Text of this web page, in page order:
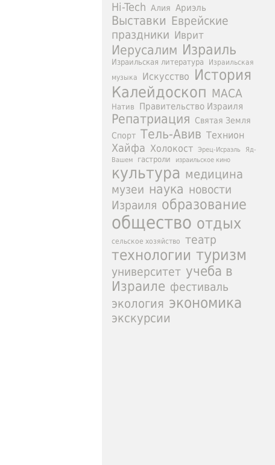
Hi-Tech Алия Ариэль
Выставки Еврейские
праздники Иврит
Иерусалим Израиль
Израильская литература
Израильская
музыка
Искусство История
Калейдоскоп МАСА
Натив Правительство Израиля
Репатриация
Святая Земля
Спорт Тель-Авив Технион
Хайфа Холокост Эрец-Исраэль
Яд-
Вашем
гастроли израильское кино
культура медицина
музеи наука новости
Израиля образование
общество отдых
сельское хозяйство театр
технологии туризм
университет учеба в
Израиле фестиваль
экология экономика
экскурсии